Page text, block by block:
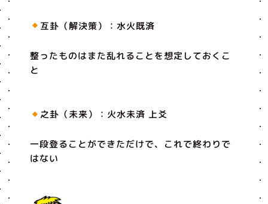
互卦（解決策）：水火既済
整ったものはまた乱れることを想定しておくこ
と
之卦（未来）：火水未済 上爻
一段登ることができただけで、これで終わりで
はない